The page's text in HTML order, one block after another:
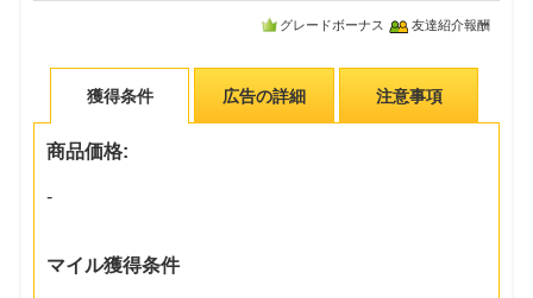
グレードボーナス 友達紹介報酬
獲得条件 広告の詳細 注意事項
商品価格:
-
マイル獲得条件